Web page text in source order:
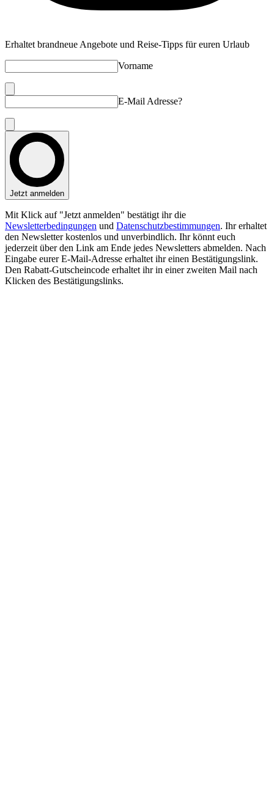
Erhaltet brandneue Angebote und Reise-Tipps für euren Urlaub
Vorname
E-Mail Adresse?
Jetzt anmelden
Mit Klick auf "Jetzt anmelden" bestätigt ihr die
Newsletterbedingungen und Datenschutzbestimmungen. Ihr erhaltet
den Newsletter kostenlos und unverbindlich. Ihr könnt euch
jederzeit über den Link am Ende jedes Newsletters abmelden. Nach
Eingabe eurer E-Mail-Adresse erhaltet ihr einen Bestätigungslink.
Den Rabatt-Gutscheincode erhaltet ihr in einer zweiten Mail nach
Klicken des Bestätigungslinks.